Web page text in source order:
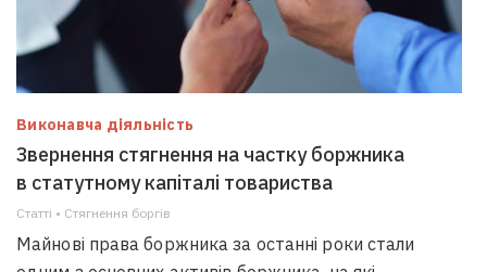
Виконавча діяльність
Звернення стягнення на частку боржника
в статутному капіталі товариства
Статті • Стягнення боргiв
Майнові права боржника за останні роки стали